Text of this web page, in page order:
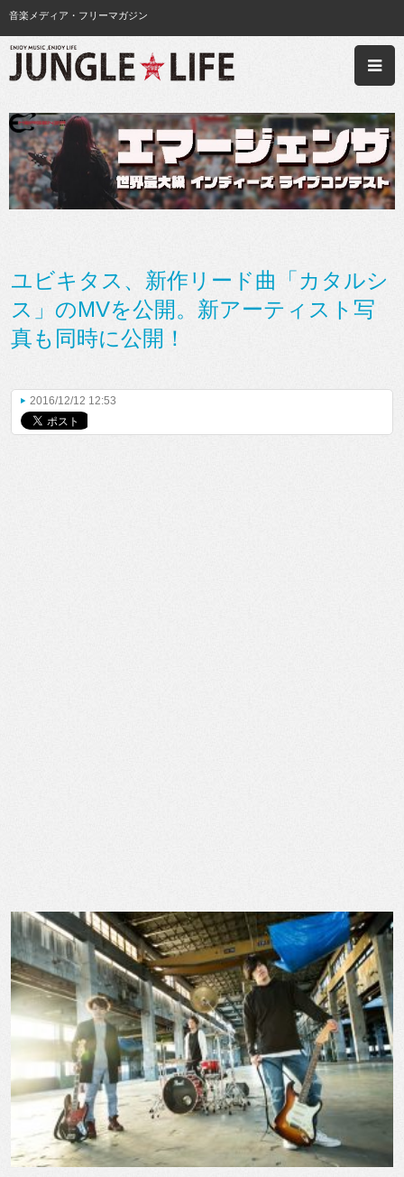
音楽メディア・フリーマガジン
ユビキタス、新作リード曲「カタルシ
ス」のMVを公開。新アーティスト写
真も同時に公開！
2016/12/12 12:53